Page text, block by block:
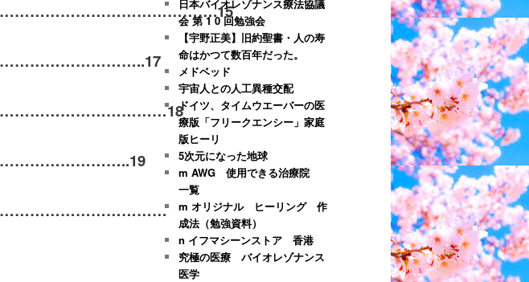
15
..17
18
19
…
日本バイオレゾナンス療法協議
会 第 1 0 回勉強会
【宇野正美】旧約聖書・人の寿
命はかつて数百年だった。
メドベッド
宇宙人との人工異種交配
ドイツ、タイムウエーバーの医
療版「フリークエンシー」家庭
版ヒーリ
5次元になった地球
m AWG 使用できる治療院
一覧
m オリジナル ヒーリング 作
成法（勉強資料）
n イフマシーンストア 香港
究極の医療 バイオレゾナンス
医学